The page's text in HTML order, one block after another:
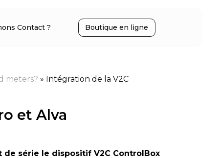
Contact ? Boutique en ligne
meters? » Intégration de la V2C
et Alva
série le dispositif V2C ControlBox